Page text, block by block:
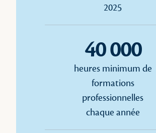
2025
40 000
heures minimum de
formations
professionnelles
chaque année